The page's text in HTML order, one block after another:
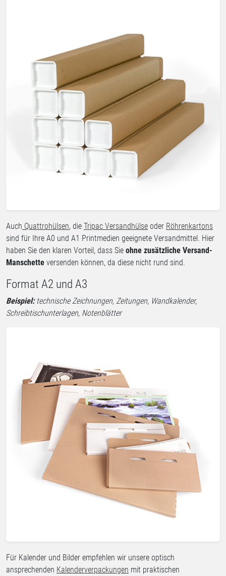
Auch Quattrohülsen, die Tripac Versandhülse oder Röhrenkartons
sind für Ihre A0 und A1 Printmedien geeignete Versandmittel. Hier
haben Sie den klaren Vorteil, dass Sie ohne zusätzliche Versand-
Manschette versenden können, da diese nicht rund sind.
Format A2 und A3
Beispiel:technische Zeichnungen, Zeitungen, Wandkalender,
Schreibtischunterlagen, Notenblätter
Für Kalender und Bilder empfehlen wir unsere optisch
ansprechenden Kalenderverpackungen mit praktischen